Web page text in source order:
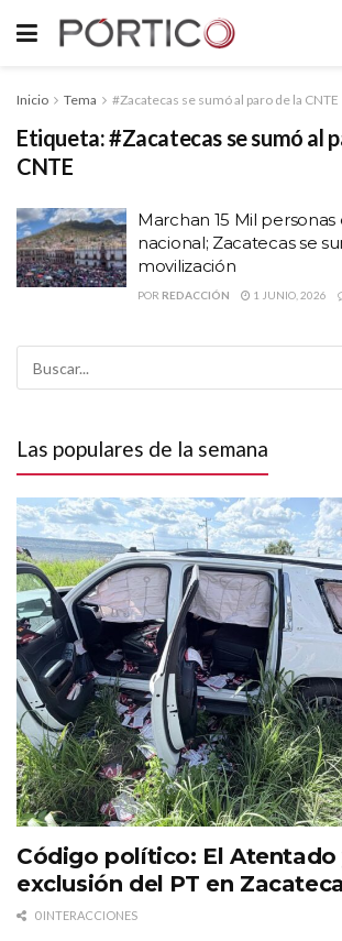
Inicio Tema #Zacatecas se sumó al paro de la CNTE
Etiqueta:#Zacatecas se sumó al
CNTE
Marchan 15 Mil
nacional; Zacatecas se
movilización
POR REDACCIÓN 1 JUNIO, 2026
Las populares de la semana
Código político: El Atentado
exclusión del PT en
0 INTERACCIONES